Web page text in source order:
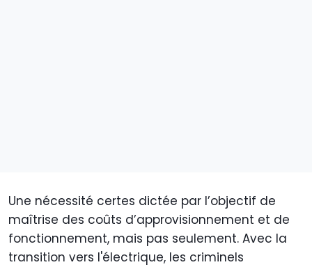
Une nécessité certes dictée par l’objectif de
maîtrise des coûts d’approvisionnement et de
fonctionnement, mais pas seulement. Avec la
transition vers l'électrique, les criminels